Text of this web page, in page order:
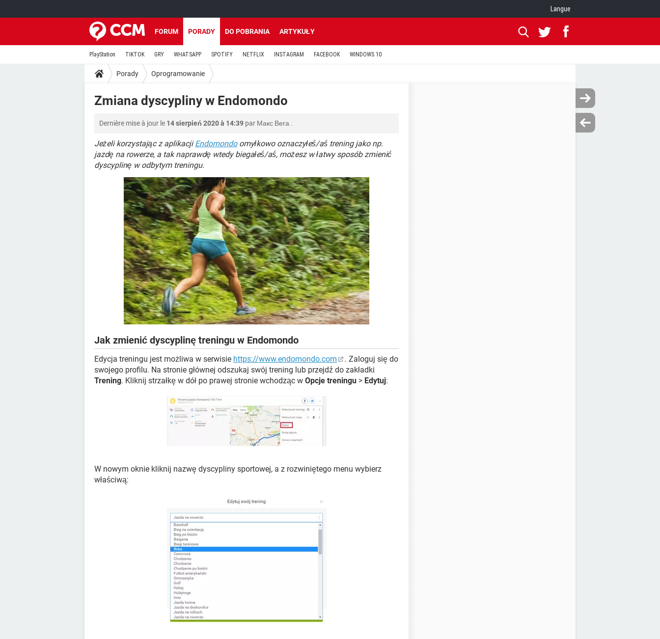
Langue
FORUM PORADY DO POBRANIA ARTYKUŁY
PlayStation TIKTOK GRY WHATSAPP SPOTIFY NETFLIX INSTAGRAM FACEBOOK WINDOWS 10
Porady Oprogramowanie
Zmiana dyscypliny w Endomondo
Dernière mise à jour le 14 sierpień 2020 à 14:39 par Макс Вега .
Jeżeli korzystając z aplikacjiEndomondoomyłkowo oznaczyłeś/aś trening jako np.
jazdę na rowerze, a tak naprawdę wtedy biegałeś/aś, możesz w łatwy sposób zmienić
dyscyplinę w odbytym treningu.
Jak zmienić dyscyplinę treningu w Endomondo
Edycja treningu jest możliwa w serwisie https://www.endomondo.com
. Zaloguj się do
swojego profilu. Na stronie głównej odszukaj swój trening lub przejdź do zakładki
Trening. Kliknij strzałkę w dół po prawej stronie wchodząc w Opcje treningu > Edytuj:
W nowym oknie kliknij nazwę dyscypliny sportowej, a z rozwiniętego menu wybierz
właściwą: